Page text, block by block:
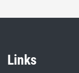
Links